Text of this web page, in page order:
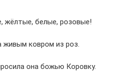
жёлтые, белые, розовые!
живым ковром из роз.
она божью Коровку.